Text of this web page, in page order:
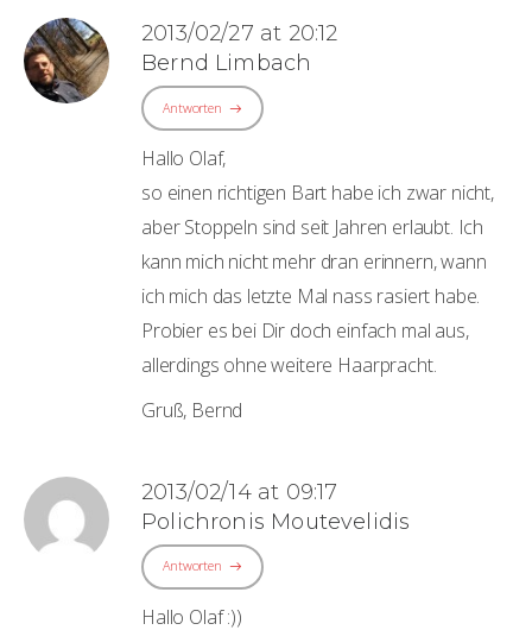
2013/02/27 at 20:12
Bernd Limbach
Antworten
Hallo Olaf,
so einen richtigen Bart habe ich zwar nicht,
aber Stoppeln sind seit Jahren erlaubt. Ich
kann mich nicht mehr dran erinnern, wann
ich mich das letzte Mal nass rasiert habe.
Probier es bei Dir doch einfach mal aus,
allerdings ohne weitere Haarpracht.
Gruß, Bernd
2013/02/14 at 09:17
Polichronis Moutevelidis
Antworten
Hallo Olaf :))